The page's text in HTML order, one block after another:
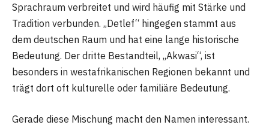
Sprachraum verbreitet und wird häufig mit Stärke und
Tradition verbunden. „Detlef“ hingegen stammt aus
dem deutschen Raum und hat eine lange historische
Bedeutung. Der dritte Bestandteil, „Akwasi“, ist
besonders in westafrikanischen Regionen bekannt und
trägt dort oft kulturelle oder familiäre Bedeutung.
Gerade diese Mischung macht den Namen interessant.